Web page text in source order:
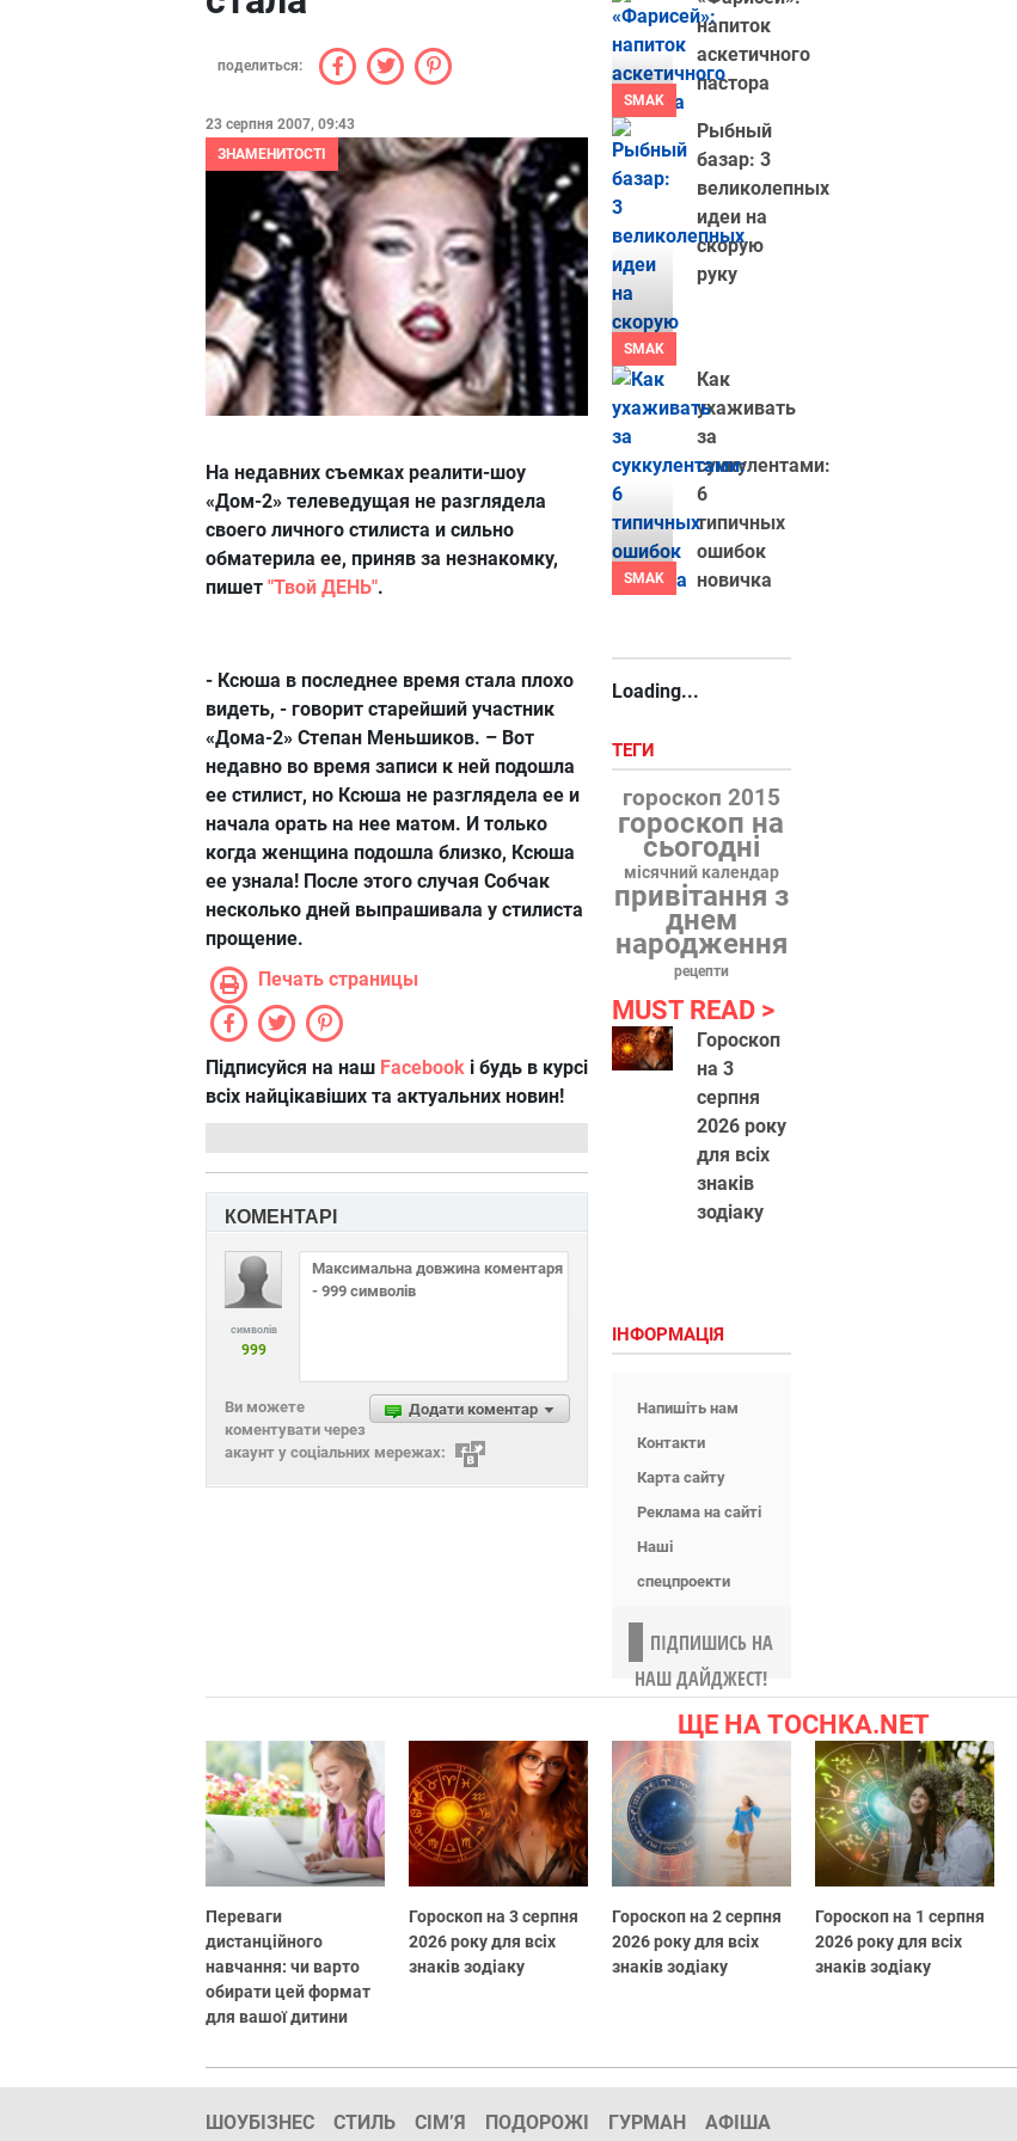
поделиться:
23 серпня 2007, 09:43
ЗНАМЕНИТОСТІ
На недавних съемках реалити-шоу
«Дом-2» телеведущая не разглядела
своего личного стилиста и сильно
обматерила ее, приняв за незнакомку,
пишет "Твой ДЕНЬ".
- Ксюша в последнее время стала плохо
видеть, - говорит старейший участник
«Дома-2» Степан Меньшиков. – Вот
недавно во время записи к ней подошла
ее стилист, но Ксюша не разглядела ее и
начала орать на нее матом. И только
когда женщина подошла близко, Ксюша
ее узнала! После этого случая Собчак
несколько дней выпрашивала у стилиста
прощение.
Печать страницы
Підписуйся на наш Facebook і будь в курсі
всіх найцікавіших та актуальних новин!
КОМЕНТАРІ
символів
999
Додати коментар
Ви можете
коментувати через
акаунт у соціальних мережах:
SMAK
напиток
аскетичного
пастора
SMAK
Рыбный
базар: 3
великолепных
идеи на
скорую
руку
SMAK
Как
ухаживать
за
суккулентами:
6
типичных
ошибок
новичка
Loading...
ТЕГИ
гороскоп 2015
гороскоп на
сьогодні
місячний календар
привітання з
днем
народження
рецепти
MUST READ
Гороскоп
на 3
серпня
2026 року
для всіх
знаків
зодіаку
ІНФОРМАЦІЯ
Напишіть нам
Контакти
Карта сайту
Реклама на сайті
Наші
спецпроекти
ПІДПИШИСЬ НА
НАШ ДАЙДЖЕСТ!
ЩЕ НА TOCHKA.NET
Переваги
дистанційного
навчання: чи варто
обирати цей формат
для вашої дитини
Гороскоп на 3 серпня
2026 року для всіх
знаків зодіаку
Гороскоп на 2 серпня
2026 року для всіх
знаків зодіаку
Гороскоп на 1 серпня
2026 року для всіх
знаків зодіаку
ШОУБІЗНЕС СТИЛЬ СІМ’Я ПОДОРОЖІ ГУРМАН АФІША